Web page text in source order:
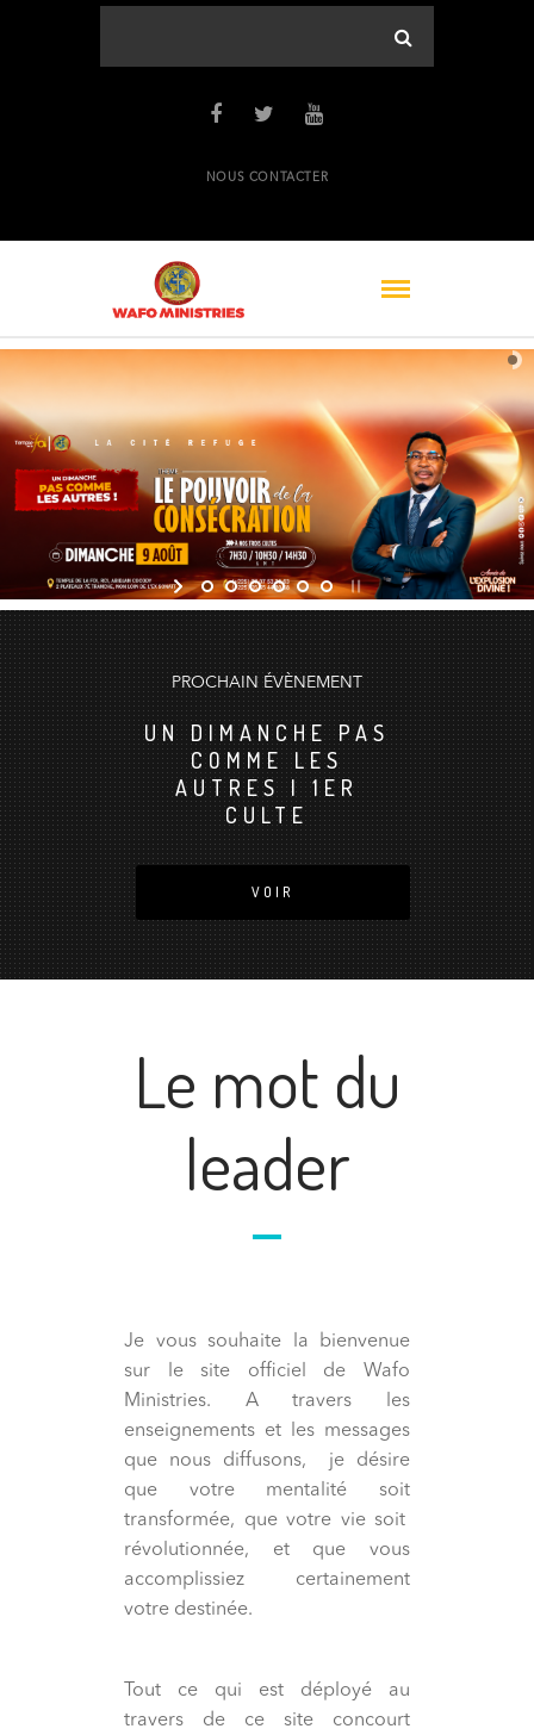
NOUS CONTACTER
PROCHAIN ÉVÈNEMENT
UN DIMANCHE PAS
COMME LES
AUTRES | 1ER
CULTE
VOIR
Le mot du
leader
Je vous souhaite la bienvenue
sur le site officiel de Wafo
Ministries. A travers les
enseignements et les messages
que nous diffusons, je désire
que votre mentalité soit
transformée, que votre vie soit
révolutionnée, et que vous
accomplissiez certainement
votre destinée.
Tout ce qui est déployé au
travers de ce site concourt